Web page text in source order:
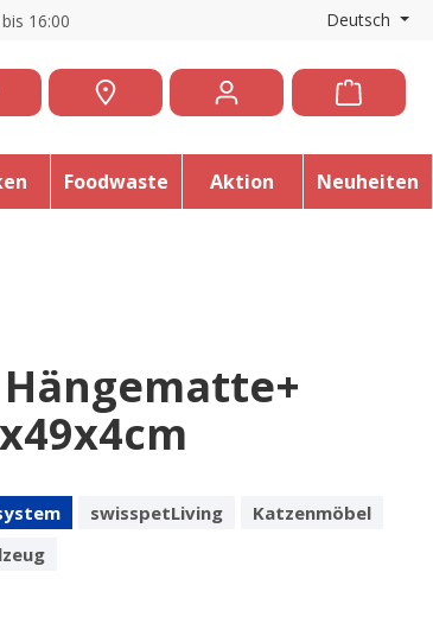
16:00 Deutsch
Foodwaste Aktion Neuheiten
Hängematte+
swisspetLiving
Katzenmöbel